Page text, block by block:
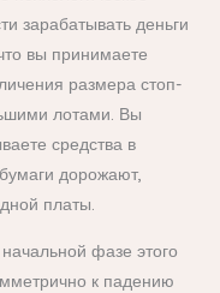
зарабатывать деньги
вы принимаете
размера стоп-
лотами. Вы
средства в
дорожают,
платы.
фазе этого
к падению